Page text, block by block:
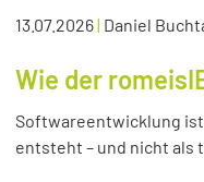
13.07.2026| Daniel
Wie der
Softwareentwicklung ist
entsteht – und nicht als